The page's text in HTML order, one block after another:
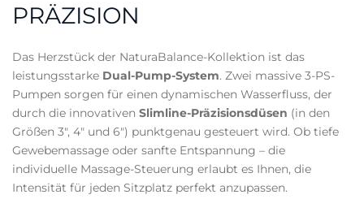
PRÄZISION
Das Herzstück der NaturaBalance-Kollektion ist das
leistungsstarke Dual-Pump-System. Zwei massive 3-PS-
Pumpen sorgen für einen dynamischen Wasserfluss, der
durch die innovativen Slimline-Präzisionsdüsen (in den
Größen 3", 4" und 6") punktgenau gesteuert wird. Ob tiefe
Gewebemassage oder sanfte Entspannung – die
individuelle Massage-Steuerung erlaubt es Ihnen, die
Intensität für jeden Sitzplatz perfekt anzupassen.